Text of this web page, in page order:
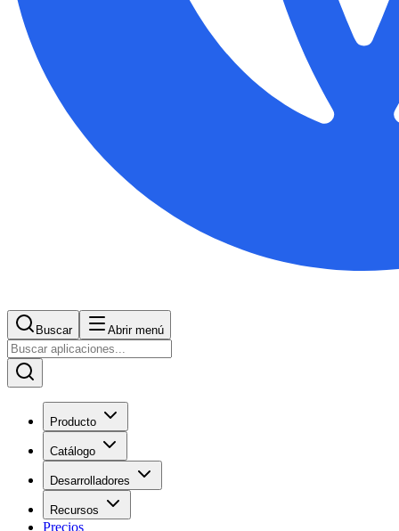
Buscar Abrir menú
Producto
Catálogo
Desarrolladores
Recursos
Precios